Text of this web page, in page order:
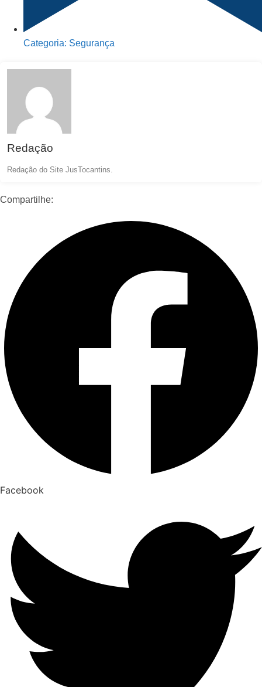
Categoria: Segurança
Redação
Redação do Site JusTocantins.
Compartilhe:
Facebook